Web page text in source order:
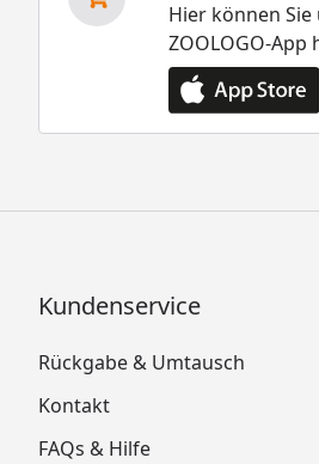
Hier können Sie
ZOOLOGO-
Kundenservice
Rückgabe & Umtausch
Kontakt
FAQs & Hilfe